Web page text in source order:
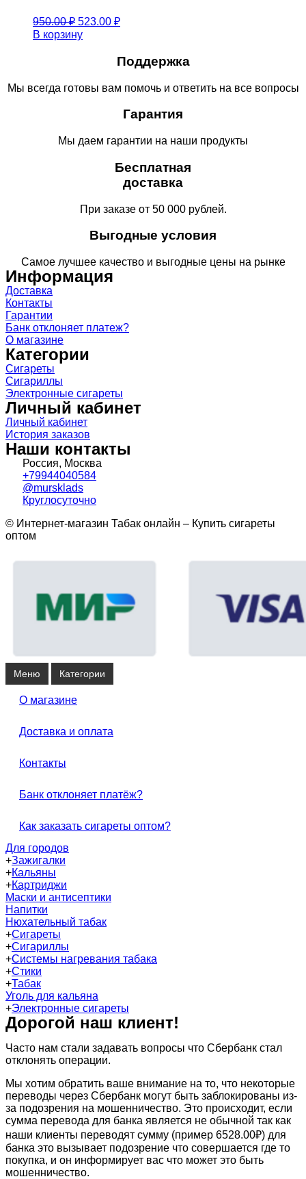
950.00₽ Первоначальная
цена
составляла
950.00 ₽.
523.00 ₽Текущая
В корзину
Поддержка
Мы всегда готовы вам помочь и ответить на все вопросы
Гарантия
Мы даем гарантии на наши продукты
Бесплатная
доставка
При заказе от 50 000 рублей.
Выгодные условия
Самое лучшее качество и выгодные цены на рынке
Информация
Доставка
Контакты
Гарантии
Банк отклоняет платеж?
О магазине
Категории
Сигареты
Сигариллы
Электронные сигареты
Личный кабинет
Личный кабинет
История заказов
Наши контакты
Россия, Москва
+79944040584
@mursklads
Круглосуточно
© Интернет-магазин Табак онлайн – Купить сигареты
оптом
Меню Категории
О магазине
Доставка и оплата
Контакты
Банк отклоняет платёж?
Как заказать сигареты оптом?
Для городов
+Зажигалки
+Кальяны
+Картриджи
Маски и антисептики
Напитки
Нюхательный табак
+Сигареты
+Сигариллы
+Системы нагревания табака
+Стики
+Табак
Уголь для кальяна
+Электронные сигареты
Дорогой наш клиент!
Часто нам стали задавать вопросы что Сбербанк стал
отклонять операции.
Мы хотим обратить ваше внимание на то, что некоторые
переводы через Сбербанк могут быть заблокированы из-
за подозрения на мошенничество. Это происходит, если
сумма перевода для банка является не обычной так как
наши клиенты переводят сумму (пример 6528.00₽) для
банка это вызывает подозрение что совершается где то
покупка, и он информирует вас что может это быть
мошенничество.